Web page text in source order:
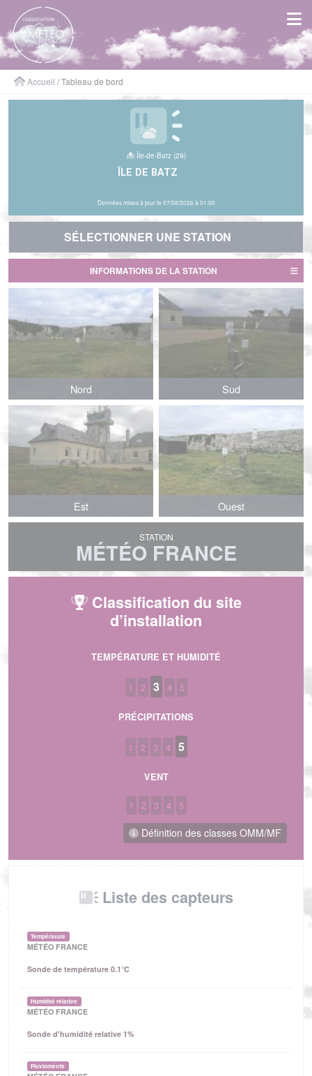
Accueil / Tableau de bord
Île-de-Batz (29)
ÎLE DE BATZ
Données mises à jour le 07/08/2026 à 01:00
SÉLECTIONNER UNE STATION
SÉLECTIONNER UNE STATION
INFORMATIONS DE LA STATION
Nord Sud
Est Ouest
STATION
MÉTÉO FRANCE
Classification du site
d’installation
TEMPÉRATURE ET HUMIDITÉ
1 2 3 4 5
PRÉCIPITATIONS
1 2 3 4 5
VENT
1 2 3 4 5
Définition des classes OMM/MF
Liste des capteurs
Température
MÉTÉO FRANCE
Sonde de température 0.1°C
Humidité relative
MÉTÉO FRANCE
Sonde d'humidité relative 1%
Pluviométrie
Panneau de gestion des cookies